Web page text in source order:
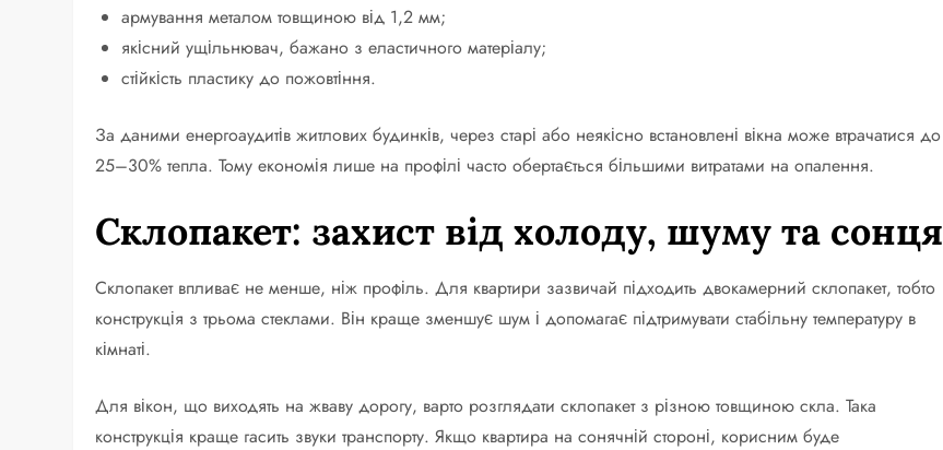
армування металом товщиною від 1,2 мм;
якісний ущільнювач, бажано з еластичного матеріалу;
стійкість пластику до пожовтіння.
За даними енергоаудитів житлових будинків, через старі або неякісно встановлені вікна може втрачатися до
25–30% тепла. Тому економія лише на профілі часто обертається більшими витратами на опалення.
Склопакет: захист від холоду, шуму та сонця
Склопакет впливає не менше, ніж профіль. Для квартири зазвичай підходить двокамерний склопакет, тобто
конструкція з трьома стеклами. Він краще зменшує шум і допомагає підтримувати стабільну температуру в
кімнаті.
Для вікон, що виходять на жваву дорогу, варто розглядати склопакет з різною товщиною скла. Така
конструкція краще гасить звуки транспорту. Якщо квартира на сонячній стороні, корисним буде